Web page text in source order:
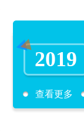
2019
查看更多